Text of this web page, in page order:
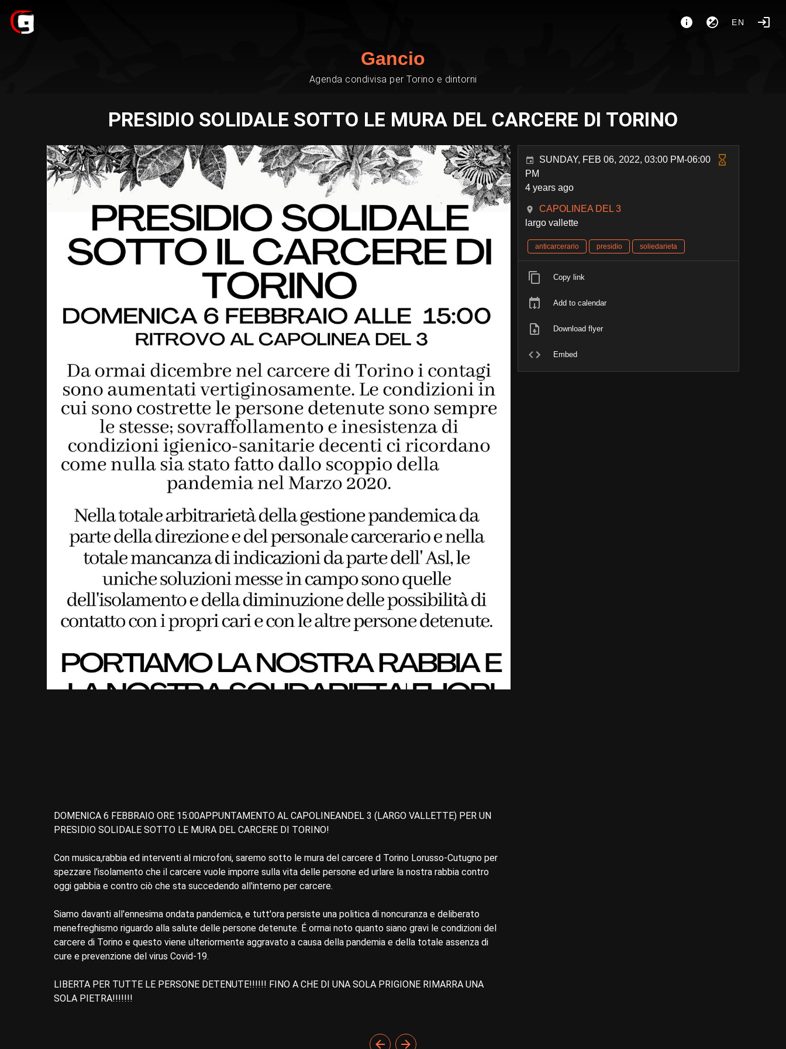
EN
Gancio
Agenda condivisa per Torino e dintorni
PRESIDIO SOLIDALE SOTTO LE MURA DEL CARCERE DI TORINO
DOMENICA 6 FEBBRAIO ORE 15:00APPUNTAMENTO AL CAPOLINEANDEL 3 (LARGO VALLETTE) PER UN
PRESIDIO SOLIDALE SOTTO LE MURA DEL CARCERE DI TORINO!
Con musica,rabbia ed interventi al microfoni, saremo sotto le mura del carcere d Torino Lorusso-Cutugno per
spezzare l'isolamento che il carcere vuole imporre sulla vita delle persone ed urlare la nostra rabbia contro
oggi gabbia e contro ciò che sta succedendo all'interno per carcere.
Siamo davanti all'ennesima ondata pandemica, e tutt'ora persiste una politica di noncuranza e deliberato
menefreghismo riguardo alla salute delle persone detenute. É ormai noto quanto siano gravi le condizioni del
carcere di Torino e questo viene ulteriormente aggravato a causa della pandemia e della totale assenza di
cure e prevenzione del virus Covid-19.
LIBERTA PER TUTTE LE PERSONE DETENUTE!!!!!! FINO A CHE DI UNA SOLA PRIGIONE RIMARRA UNA
SOLA PIETRA!!!!!!!
SUNDAY, FEB 06, 2022, 03:00 PM-06:00
PM
4 years ago
CAPOLINEA DEL 3
largo vallette
anticarcerario presidio soliedarieta
Copy link
Add to calendar
Download flyer
Embed